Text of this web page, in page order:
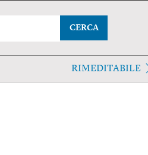
CERCA
RIMEDITABILE